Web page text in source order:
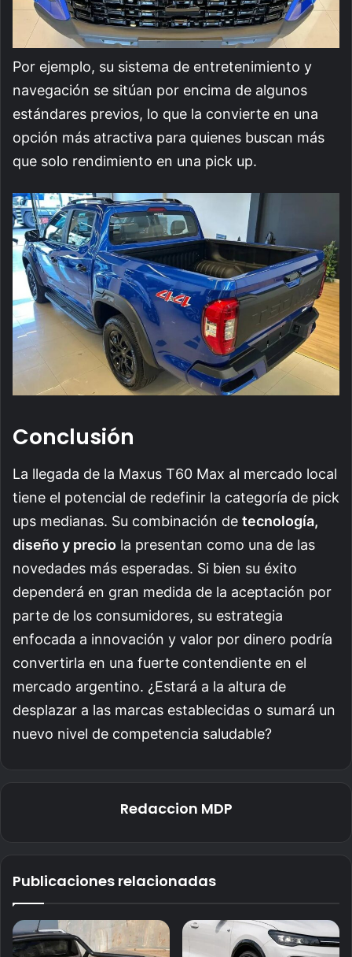
Por ejemplo, su sistema de entretenimiento y
navegación se sitúan por encima de algunos
estándares previos, lo que la convierte en una
opción más atractiva para quienes buscan más
que solo rendimiento en una pick up.
Conclusión
La llegada de la Maxus T60 Max al mercado local
tiene el potencial de redefinir la categoría de pick
ups medianas. Su combinación de tecnología,
diseño y precio la presentan como una de las
novedades más esperadas. Si bien su éxito
dependerá en gran medida de la aceptación por
parte de los consumidores, su estrategia
enfocada a innovación y valor por dinero podría
convertirla en una fuerte contendiente en el
mercado argentino. ¿Estará a la altura de
desplazar a las marcas establecidas o sumará un
nuevo nivel de competencia saludable?
Redaccion MDP
Publicaciones relacionadas